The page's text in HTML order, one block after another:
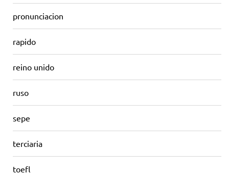
pronunciacion
rapido
reino unido
ruso
sepe
terciaria
toefl